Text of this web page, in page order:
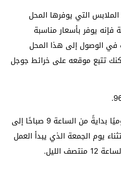
التي يوفرها المحل
فإنه يوفر بأسعار مناسبة
في الوصول إلى هذا المحل
تتبع موقعه على خرائط جوجل
مواعيد العمل: يعمل المحل يوميًا بدايةً من الساعة 9 صباحًا إلى
باستثناء يوم الجمعة الذي يبدأ العمل